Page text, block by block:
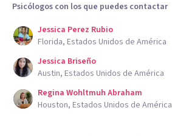
Psicólogos con los que puedes contactar
Jessica Perez Rubio
Florida, Estados Unidos de América
Jessica Briseño
Austin, Estados Unidos de América
Regina Wohltmuh Abraham
Houston, Estados Unidos de América